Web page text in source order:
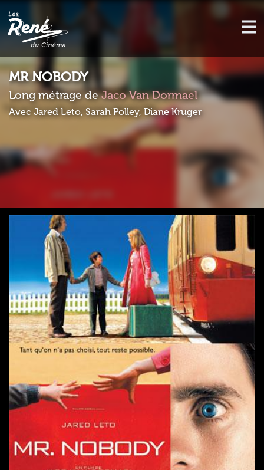
MR NOBODY
Long métrage deJaco Van Dormael
Avec Jared Leto, Sarah Polley, Diane Kruger